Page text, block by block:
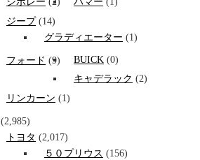
ジープ(14)
グラディエーター (1)
フォード (9) BUICK (0)
キャデラック (2)
リンカーン (1)
(2,985)
トヨタ (2,017)
５０プリウス (156)